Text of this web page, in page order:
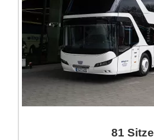
81 Sitze